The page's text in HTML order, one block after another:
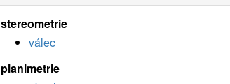
stereometrie
válec
planimetrie